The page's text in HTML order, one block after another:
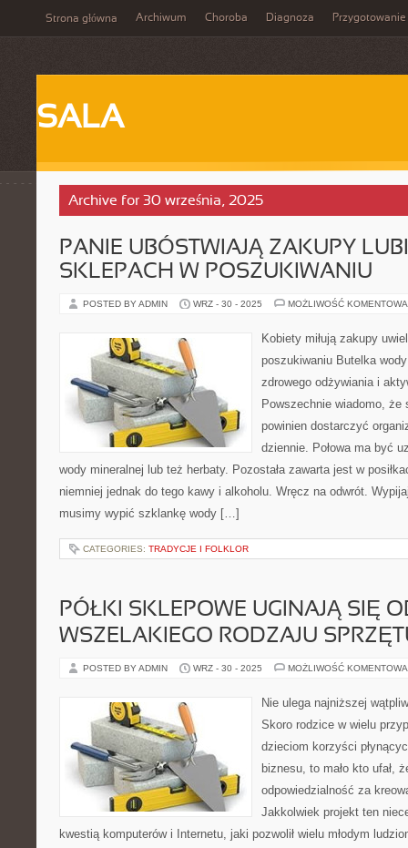
Strona główna Archiwum Choroba Diagnoza Przygotowanie
SALA
Archive for 30 września, 2025
PANIE UBÓSTWIAJĄ ZAKUPY
SKLEPACH W POSZUKIWANIU
POSTED BY ADMIN WRZ - 30 - 2025 MOŻLIWOŚĆ
Kobiety miłują zakupy
poszukiwaniu Butelka
zdrowego odżywiania i
Powszechnie wiadomo, że
powinien dostarczyć
dziennie. Połowa ma być
wody mineralnej lub też herbaty. Pozostała zawarta jest w
niemniej jednak do tego kawy i alkoholu. Wręcz na odwrót.
musimy wypić szklankę wody […]
CATEGORIES: TRADYCJE I FOLKLOR
PÓŁKI SKLEPOWE UGINAJĄ SIĘ
WSZELAKIEGO RODZAJU
POSTED BY ADMIN WRZ - 30 - 2025 MOŻLIWOŚĆ
Nie ulega najniższej
Skoro rodzice w wielu
dzieciom korzyści
biznesu, to mało kto ufał,
odpowiedzialność za
Jakkolwiek projekt ten
kwestią komputerów i Internetu, jaki pozwolił wielu młodym